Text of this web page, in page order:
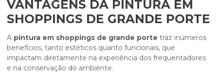
VANTAGENS DA PINTURA EM
SHOPPINGS DE GRANDE PORTE
A pintura em shoppings de grande porte traz inúmeros
benefícios, tanto estéticos quanto funcionais, que
impactam diretamente na experiência dos frequentadores
e na conservação do ambiente.